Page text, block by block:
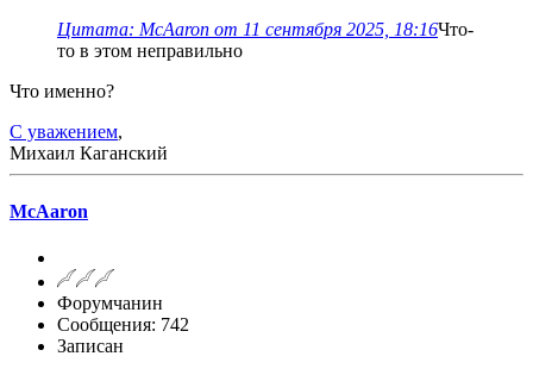
Цитата: McAaron от 11 сентября 2025, 18:16Что-
то в этом неправильно
Что именно?
С уважением,
Михаил Каганский
McAaron
Форумчанин
Сообщения: 742
Записан